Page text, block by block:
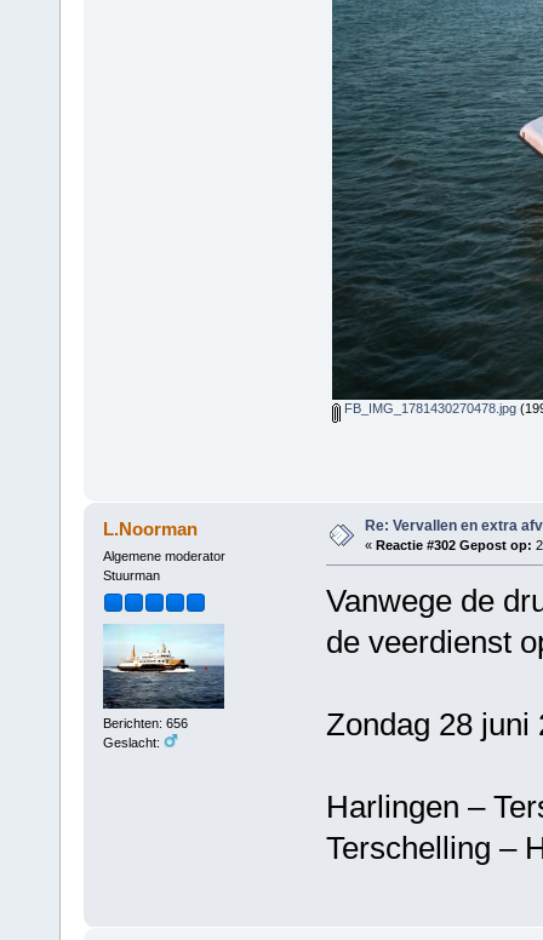
FB_IMG_1781430270478.jpg
L.Noorman
Algemene moderator
Stuurman
Berichten: 656
Geslacht:
Re: Vervallen en extra
« Reactie #302 Gepost op:
Vanwege de
de veerdienst
Zondag 28 juni
Harlingen –
Terschelling